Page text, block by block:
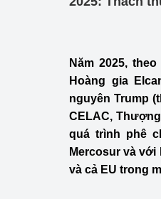
Năm 2025,
Hoàng gia
nguyên Trump
CELAC,
quá trình phê
Mercosur và
và cả EU trong